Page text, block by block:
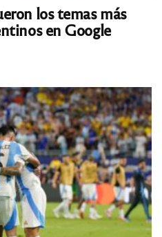
los temas más
en Google